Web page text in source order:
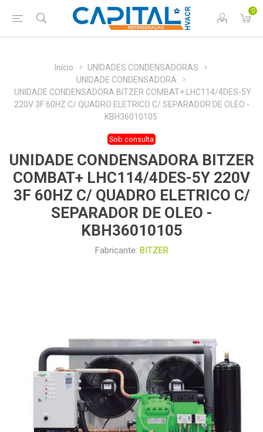
0
Início
UNIDADES CONDENSADORAS
UNIDADE CONDENSADORA
UNIDADE CONDENSADORA BITZER COMBAT+ LHC114/4DES-5Y
220V 3F 60HZ C/ QUADRO ELETRICO C/ SEPARADOR DE OLEO -
KBH36010105
Sob consulta
UNIDADE CONDENSADORA BITZER
COMBAT+ LHC114/4DES-5Y 220V
3F 60HZ C/ QUADRO ELETRICO C/
SEPARADOR DE OLEO -
KBH36010105
Fabricante: BITZER